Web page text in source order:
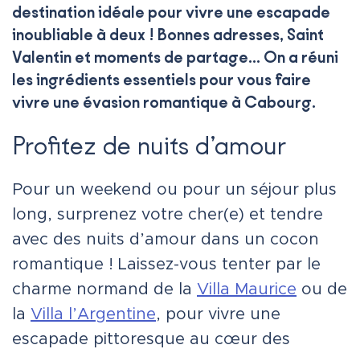
destination idéale pour vivre une escapade
inoubliable à deux ! Bonnes adresses, Saint
Valentin et moments de partage… On a réuni
les ingrédients essentiels pour vous faire
vivre une évasion romantique à Cabourg.
Profitez de nuits d’amour
Pour un weekend ou pour un séjour plus
long, surprenez votre cher(e) et tendre
avec des nuits d’amour dans un cocon
romantique ! Laissez-vous tenter par le
charme normand de la Villa Maurice ou de
la Villa l’Argentine, pour vivre une
escapade pittoresque au cœur des